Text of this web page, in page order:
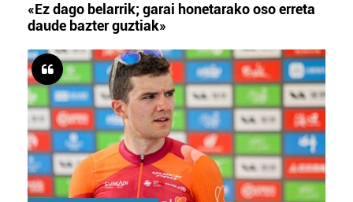
«Ez dago belarrik; garai honetarako oso erreta
daude bazter guztiak»